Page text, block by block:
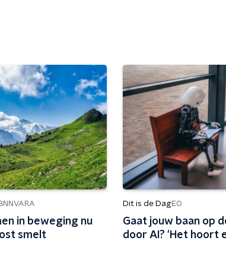
BNNVARA
in beweging nu
smelt
Dit is de DagEO
Gaat jouw baan op
door AI? 'Het hoort